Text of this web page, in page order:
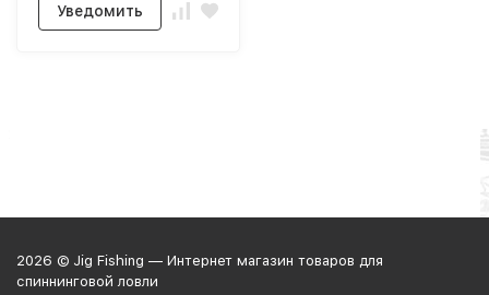
Уведомить
2026 © Jig Fishing — Интернет магазин товаров для
спиннинговой ловли